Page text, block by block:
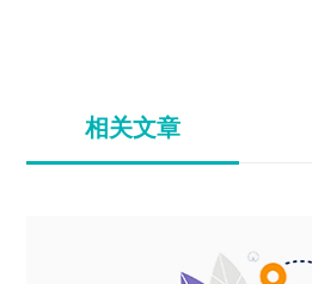
相关文章